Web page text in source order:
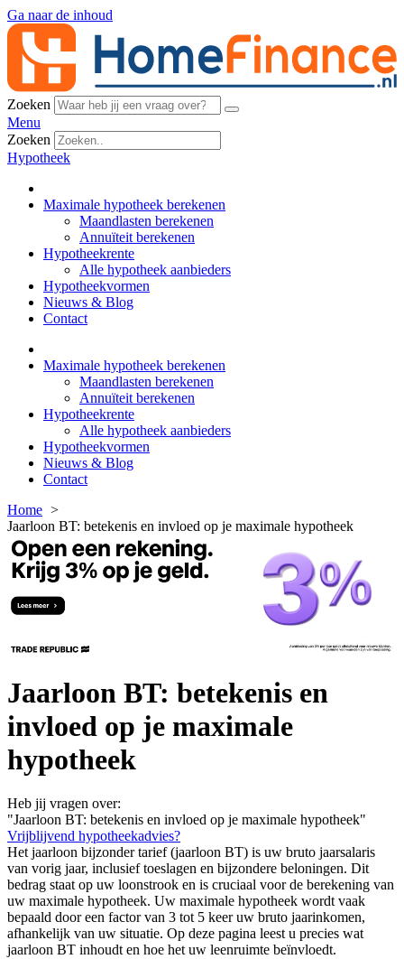
Ga naar de inhoud
Zoeken
Menu
Zoeken
Hypotheek
Maximale hypotheek berekenen
Maandlasten berekenen
Annuïteit berekenen
Hypotheekrente
Alle hypotheek aanbieders
Hypotheekvormen
Nieuws & Blog
Contact
Maximale hypotheek berekenen
Maandlasten berekenen
Annuïteit berekenen
Hypotheekrente
Alle hypotheek aanbieders
Hypotheekvormen
Nieuws & Blog
Contact
Home
Jaarloon BT: betekenis en invloed op je maximale hypotheek
Jaarloon BT: betekenis en
invloed op je maximale
hypotheek
Heb jij vragen over:
"Jaarloon BT: betekenis en invloed op je maximale hypotheek"
Vrijblijvend hypotheekadvies?
Het jaarloon bijzonder tarief (jaarloon BT) is uw bruto jaarsalaris
van vorig jaar, inclusief toeslagen en bijzondere beloningen. Dit
bedrag staat op uw loonstrook en is cruciaal voor de berekening van
uw maximale hypotheek. Uw maximale hypotheek wordt vaak
bepaald door een factor van 3 tot 5 keer uw bruto jaarinkomen,
afhankelijk van uw situatie. Op deze pagina leest u precies wat
jaarloon BT inhoudt en hoe het uw leenruimte beïnvloedt.